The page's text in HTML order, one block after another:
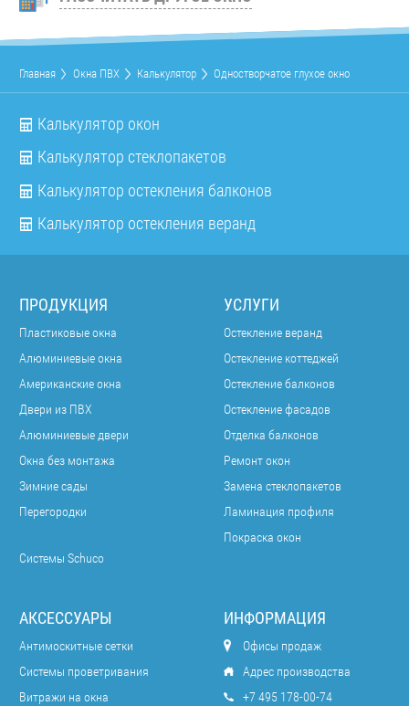
Главная Окна ПВХ Калькулятор Одностворчатое глухое окно
Калькулятор окон
Калькулятор стеклопакетов
Калькулятор остекления балконов
Калькулятор остекления веранд
ПРОДУКЦИЯ
Пластиковые окна
Алюминиевые окна
Американские окна
Двери из ПВХ
Алюминиевые двери
Окна без монтажа
Зимние сады
Перегородки
Системы Schuco
УСЛУГИ
Остекление веранд
Остекление коттеджей
Остекление балконов
Остекление фасадов
Отделка балконов
Ремонт окон
Замена стеклопакетов
Ламинация профиля
Покраска окон
АКСЕССУАРЫ
Антимоскитные сетки
Системы проветривания
Витражи на окна
ИНФОРМАЦИЯ
Офисы продаж
Адрес производства
+7 495 178-00-74